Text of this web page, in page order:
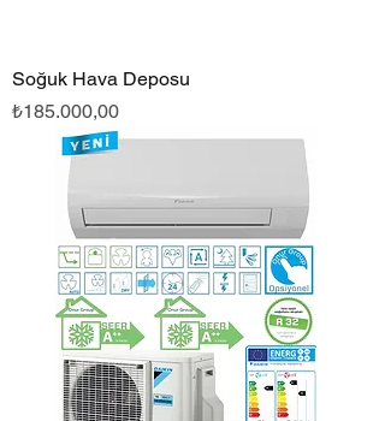
Soğuk Hava Deposu
Fiyat
₺185.000,00